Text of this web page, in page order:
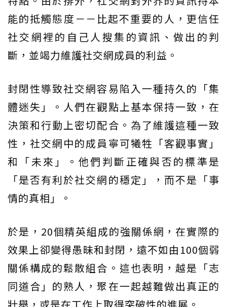
能的抵觸態度－－比起不重要的人，更信任
社交網裡的自己人搜集的資訊、做出的判
斷，並竭力維護社交網成員的利益。
封閉性導致社交網容易陷入一種持久的「集
體迷失」。人們在觀點上基本保持一致，在
決策和行動上密切配合。為了維護這種一致
性，社交網中的成員寧可犧牲「客觀事實」
和「未來」。他們判斷正確與否的標準是
「是否有利於社交網的穩定」，而不是「事
情的真相」。
於是，20個精英組成的強關係網，在實際的
效果上卻變得愚昧和封閉，遠不如由100個弱
關係構成的鬆散組合。這也表明，越是「志
同道合」的熟人，聚在一起越難做出真正的